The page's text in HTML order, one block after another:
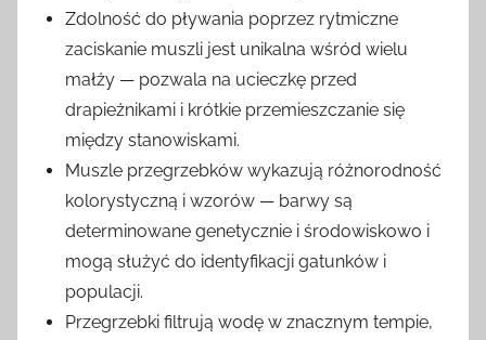
Zdolność do pływania poprzez rytmiczne
zaciskanie muszli jest unikalna wśród wielu
małży — pozwala na ucieczkę przed
drapieżnikami i krótkie przemieszczanie się
między stanowiskami.
Muszle przegrzebków wykazują różnorodność
kolorystyczną i wzorów — barwy są
determinowane genetycznie i środowiskowo i
mogą służyć do identyfikacji gatunków i
populacji.
Przegrzebki filtrują wodę w znacznym tempie,